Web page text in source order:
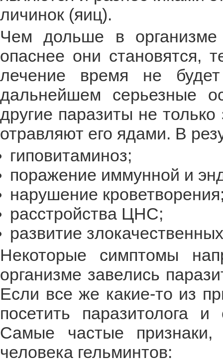
личинок (яиц).
Чем дольше в организме
опаснее они становятся,
лечение время не
дальнейшем серьезные
другие паразиты не
отравляют его ядами. В
гиповитаминоз;
поражение иммунной и
нарушение
расстройства ЦНС;
развитие
Некоторые симптомы
организме завелись
Если все же какие-то из
посетить паразитолога
Самые частые
человека гельминтов: